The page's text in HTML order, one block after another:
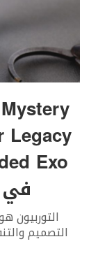
Legacy
في
التوربيون
التصميم